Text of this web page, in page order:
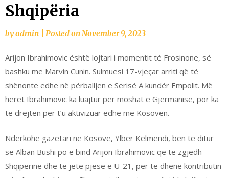
Shqipëria
byadmin Posted on November 9, 2023
Arijon Ibrahimovic është lojtari i momentit të Frosinone, së
bashku me Marvin Cunin. Sulmuesi 17-vjeçar arriti që të
shënonte edhe në përballjen e Serisë A kundër Empolit. Më
herët Ibrahimovic ka luajtur për moshat e Gjermanisë, por ka
të drejtën për t’u aktivizuar edhe me Kosovën.
Ndërkohë gazetari në Kosovë, Ylber Kelmendi, bën të ditur
se Alban Bushi po e bind Arijon Ibrahimovic që të zgjedh
Shqipërinë dhe të jetë pjesë e U-21, për të dhënë kontributin